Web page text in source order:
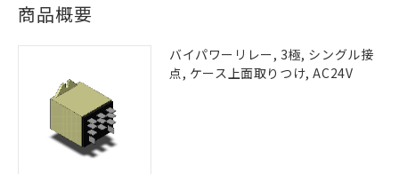
商品概要
バイパワーリレー, 3極, シングル接
点, ケース上面取りつけ, AC24V